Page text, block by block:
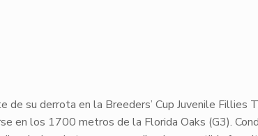
de su derrota en la Breeders’ Cup Juvenile Fillies
en los 1700 metros de la Florida Oaks (G3).